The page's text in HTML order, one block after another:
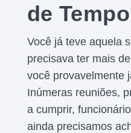
de Tempo
Você já teve aquela
precisava ter mais
você provavelmente
Inúmeras reuniões,
a cumprir,
ainda precisamos